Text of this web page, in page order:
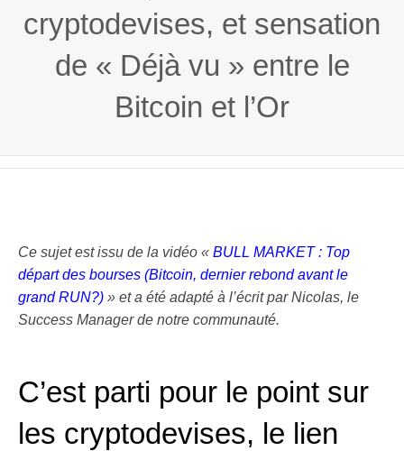
cryptodevises, et sensation
de « Déjà vu » entre le
Bitcoin et l’Or
Ce sujet est issu de la vidéo « BULL MARKET : Top
départ des bourses (Bitcoin, dernier rebond avant le
grand RUN?) » et a été adapté à l’écrit par Nicolas, le
Success Manager de notre communauté.
C’est parti pour le point sur
les cryptodevises, le lien